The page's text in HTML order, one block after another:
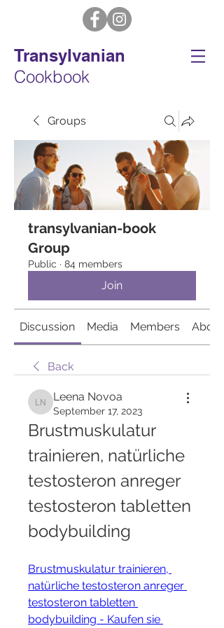
Transylvanian
Cookbook
Groups
transylvanian-book
Group
Public · 84 members
Join
Discussion Media Members About
Back
Leena Novoa
Leena Novoa
September 17, 2023
Brustmuskulatur
trainieren, natürliche
testosteron anreger
testosteron tabletten
bodybuilding
Brustmuskulatur trainieren,
natürliche testosteron anreger
testosteron tabletten
bodybuilding - Kaufen sie